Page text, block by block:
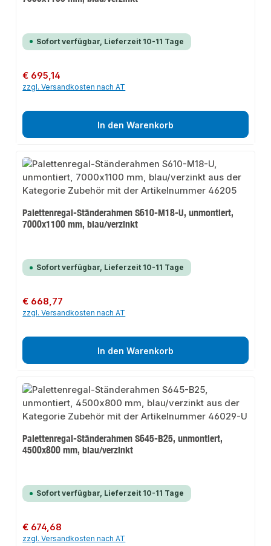
Sofort verfügbar, Lieferzeit 10-11 Tage
Regulärer Preis:
€ 695,14
zzgl. Versandkosten nach AT
In den Warenkorb
Palettenregal-Ständerahmen S610-M18-U, unmontiert,
7000x1100 mm, blau/verzinkt
Sofort verfügbar, Lieferzeit 10-11 Tage
Regulärer Preis:
€ 668,77
zzgl. Versandkosten nach AT
In den Warenkorb
Palettenregal-Ständerahmen S645-B25, unmontiert,
4500x800 mm, blau/verzinkt
Sofort verfügbar, Lieferzeit 10-11 Tage
Regulärer Preis:
€ 674,68
zzgl. Versandkosten nach AT